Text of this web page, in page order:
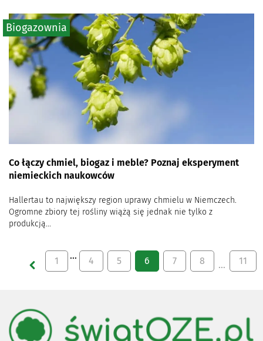
Co łączy chmiel, biogaz i meble? Poznaj eksperyment
niemieckich naukowców
Hallertau to największy region uprawy chmielu w Niemczech.
Ogromne zbiory tej rośliny wiążą się jednak nie tylko z
produkcją...
Biogazownia
1 … 4 5 6 7 8 … 11